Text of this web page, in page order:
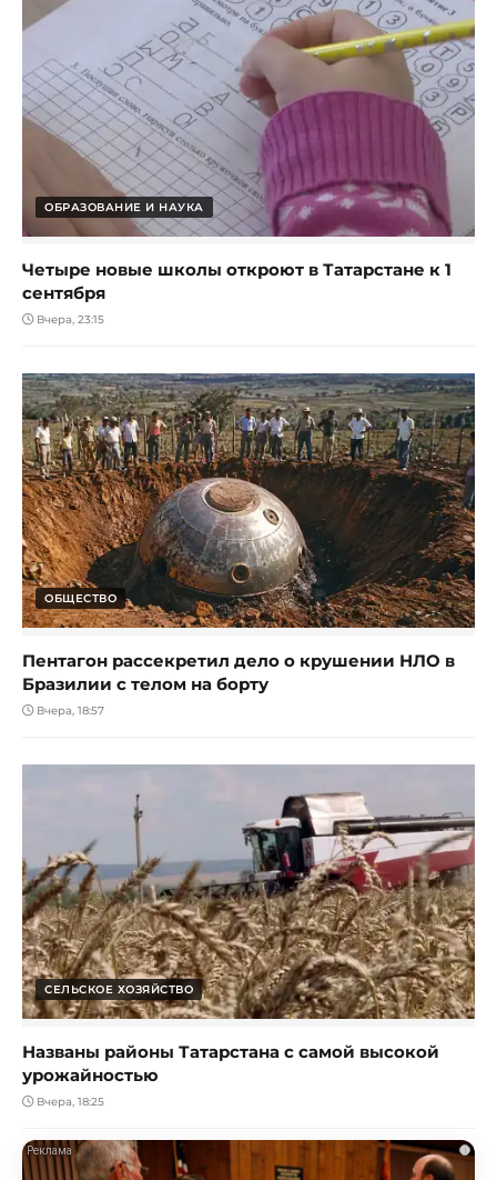
ОБРАЗОВАНИЕ И НАУКА
Четыре новые школы откроют в Татарстане к 1
сентября
Вчера, 23:15
ОБЩЕСТВО
Пентагон рассекретил дело о крушении НЛО в
Бразилии с телом на борту
Вчера, 18:57
СЕЛЬСКОЕ ХОЗЯЙСТВО
Названы районы Татарстана с самой высокой
урожайностью
Вчера, 18:25
i